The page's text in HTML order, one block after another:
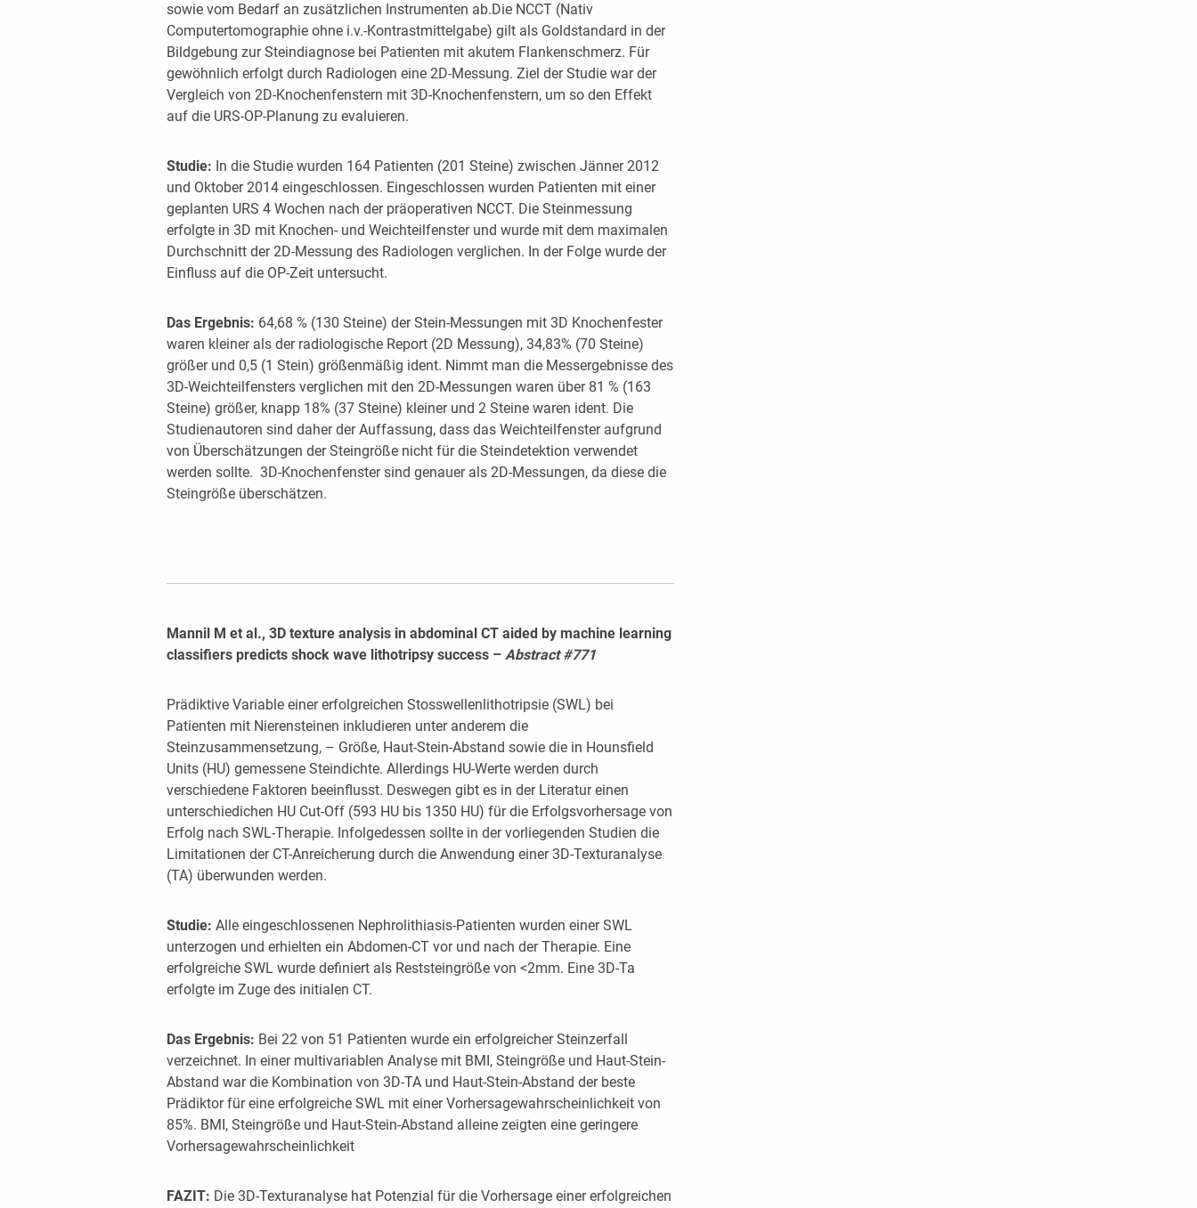
sowie vom Bedarf an zusätzlichen Instrumenten ab.Die NCCT (Nativ
Computertomographie ohne i.v.-Kontrastmittelgabe) gilt als Goldstandard in der
Bildgebung zur Steindiagnose bei Patienten mit akutem Flankenschmerz. Für
gewöhnlich erfolgt durch Radiologen eine 2D-Messung. Ziel der Studie war der
Vergleich von 2D-Knochenfenstern mit 3D-Knochenfenstern, um so den Effekt
auf die URS-OP-Planung zu evaluieren.
Studie: In die Studie wurden 164 Patienten (201 Steine) zwischen Jänner 2012
und Oktober 2014 eingeschlossen. Eingeschlossen wurden Patienten mit einer
geplanten URS 4 Wochen nach der präoperativen NCCT. Die Steinmessung
erfolgte in 3D mit Knochen- und Weichteilfenster und wurde mit dem maximalen
Durchschnitt der 2D-Messung des Radiologen verglichen. In der Folge wurde der
Einfluss auf die OP-Zeit untersucht.
Das Ergebnis: 64,68 % (130 Steine) der Stein-Messungen mit 3D Knochenfester
waren kleiner als der radiologische Report (2D Messung), 34,83% (70 Steine)
größer und 0,5 (1 Stein) größenmäßig ident. Nimmt man die Messergebnisse des
3D-Weichteilfensters verglichen mit den 2D-Messungen waren über 81 % (163
Steine) größer, knapp 18% (37 Steine) kleiner und 2 Steine waren ident. Die
Studienautoren sind daher der Auffassung, dass das Weichteilfenster aufgrund
von Überschätzungen der Steingröße nicht für die Steindetektion verwendet
werden sollte. 3D-Knochenfenster sind genauer als 2D-Messungen, da diese die
Steingröße überschätzen.
Mannil M et al., 3D texture analysis in abdominal CT aided by machine learning
classifiers predicts shock wave lithotripsy success – Abstract #771
Prädiktive Variable einer erfolgreichen Stosswellenlithotripsie (SWL) bei
Patienten mit Nierensteinen inkludieren unter anderem die
Steinzusammensetzung, – Größe, Haut-Stein-Abstand sowie die in Hounsfield
Units (HU) gemessene Steindichte. Allerdings HU-Werte werden durch
verschiedene Faktoren beeinflusst. Deswegen gibt es in der Literatur einen
unterschiedichen HU Cut-Off (593 HU bis 1350 HU) für die Erfolgsvorhersage von
Erfolg nach SWL-Therapie. Infolgedessen sollte in der vorliegenden Studien die
Limitationen der CT-Anreicherung durch die Anwendung einer 3D-Texturanalyse
(TA) überwunden werden.
Studie: Alle eingeschlossenen Nephrolithiasis-Patienten wurden einer SWL
unterzogen und erhielten ein Abdomen-CT vor und nach der Therapie. Eine
erfolgreiche SWL wurde definiert als Reststeingröße von <2mm. Eine 3D-Ta
erfolgte im Zuge des initialen CT.
Das Ergebnis: Bei 22 von 51 Patienten wurde ein erfolgreicher Steinzerfall
verzeichnet. In einer multivariablen Analyse mit BMI, Steingröße und Haut-Stein-
Abstand war die Kombination von 3D-TA und Haut-Stein-Abstand der beste
Prädiktor für eine erfolgreiche SWL mit einer Vorhersagewahrscheinlichkeit von
85%. BMI, Steingröße und Haut-Stein-Abstand alleine zeigten eine geringere
Vorhersagewahrscheinlichkeit
FAZIT: Die 3D-Texturanalyse hat Potenzial für die Vorhersage einer erfolgreichen